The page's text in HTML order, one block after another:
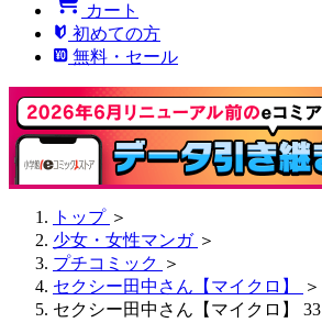
カート
初めての方
無料・セール
トップ ＞
少女・女性マンガ ＞
プチコミック ＞
セクシー田中さん【マイクロ】
＞
セクシー田中さん【マイクロ】 33